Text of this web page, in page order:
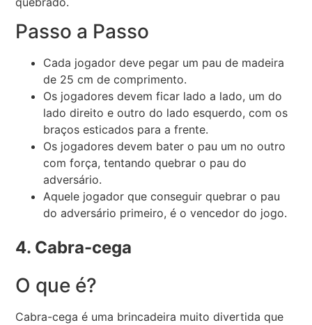
Passo a Passo
Cada jogador deve pegar um pau de madeira
de 25 cm de comprimento.
Os jogadores devem ficar lado a lado, um do
lado direito e outro do lado esquerdo, com os
braços esticados para a frente.
Os jogadores devem bater o pau um no outro
com força, tentando quebrar o pau do
adversário.
Aquele jogador que conseguir quebrar o pau
do adversário primeiro, é o vencedor do jogo.
4. Cabra-cega
O que é?
Cabra-cega é uma brincadeira muito divertida que